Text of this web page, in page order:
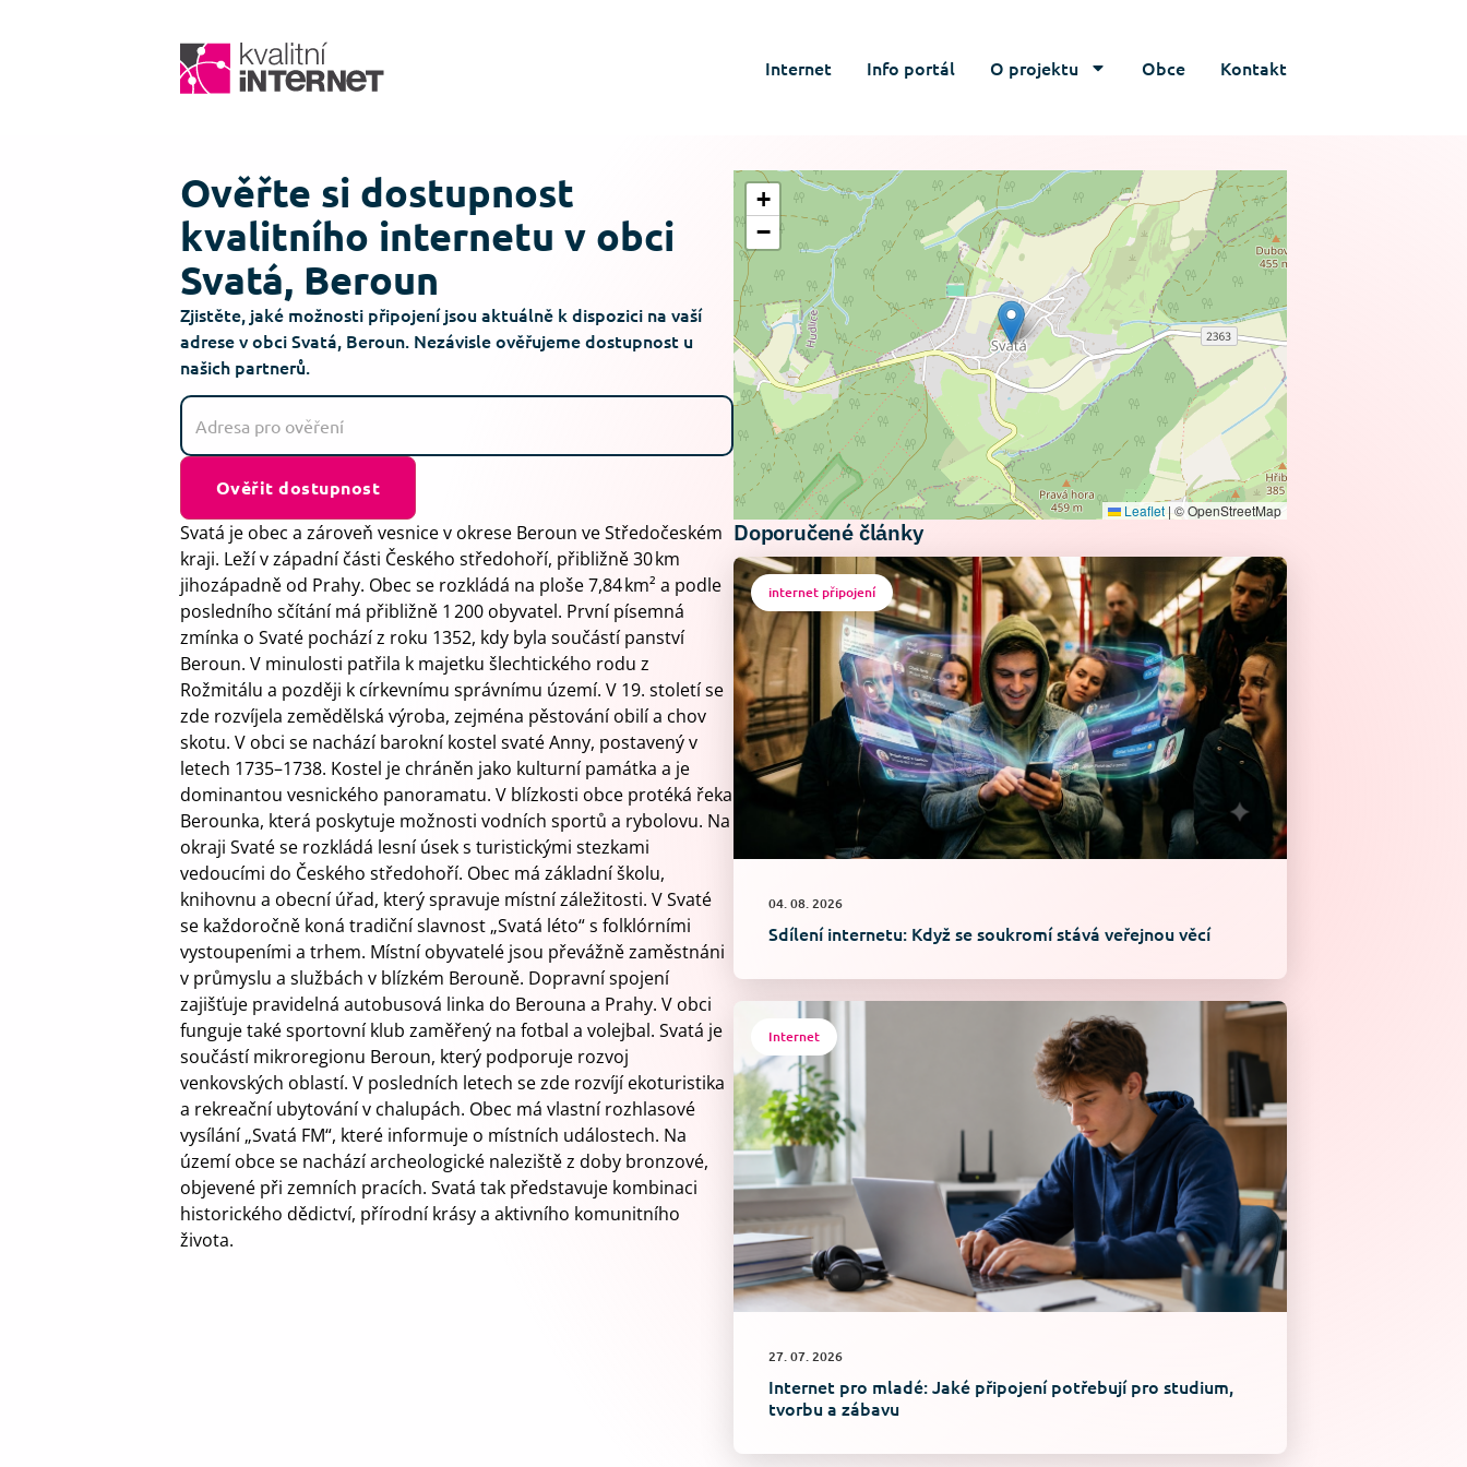
Internet Info portál O projektu Obce Kontakt
Ověřte si dostupnost
kvalitního internetu v obci
Svatá, Beroun
Zjistěte, jaké možnosti připojení jsou aktuálně k dispozici na vaší
adrese v obci Svatá, Beroun. Nezávisle ověřujeme dostupnost u
našich partnerů.
Ověřit dostupnost
+
−
Leaflet | © OpenStreetMap
Svatá je obec a zároveň vesnice v okrese Beroun ve Středočeském
kraji. Leží v západní části Českého středohoří, přibližně 30 km
jihozápadně od Prahy. Obec se rozkládá na ploše 7,84 km² a podle
posledního sčítání má přibližně 1 200 obyvatel. První písemná
zmínka o Svaté pochází z roku 1352, kdy byla součástí panství
Beroun. V minulosti patřila k majetku šlechtického rodu z
Rožmitálu a později k církevnímu správnímu území. V 19. století se
zde rozvíjela zemědělská výroba, zejména pěstování obilí a chov
skotu. V obci se nachází barokní kostel svaté Anny, postavený v
letech 1735–1738. Kostel je chráněn jako kulturní památka a je
dominantou vesnického panoramatu. V blízkosti obce protéká řeka
Berounka, která poskytuje možnosti vodních sportů a rybolovu. Na
okraji Svaté se rozkládá lesní úsek s turistickými stezkami
vedoucími do Českého středohoří. Obec má základní školu,
knihovnu a obecní úřad, který spravuje místní záležitosti. V Svaté
se každoročně koná tradiční slavnost „Svatá léto“ s folklórními
vystoupeními a trhem. Místní obyvatelé jsou převážně zaměstnáni
v průmyslu a službách v blízkém Berouně. Dopravní spojení
zajišťuje pravidelná autobusová linka do Berouna a Prahy. V obci
funguje také sportovní klub zaměřený na fotbal a volejbal. Svatá je
součástí mikroregionu Beroun, který podporuje rozvoj
venkovských oblastí. V posledních letech se zde rozvíjí ekoturistika
a rekreační ubytování v chalupách. Obec má vlastní rozhlasové
vysílání „Svatá FM“, které informuje o místních událostech. Na
území obce se nachází archeologické naleziště z doby bronzové,
objevené při zemních pracích. Svatá tak představuje kombinaci
historického dědictví, přírodní krásy a aktivního komunitního
života.
Doporučené články
internet připojení
04. 08. 2026
Sdílení internetu: Když se soukromí stává veřejnou věcí
Internet
27. 07. 2026
Internet pro mladé: Jaké připojení potřebují pro studium,
tvorbu a zábavu